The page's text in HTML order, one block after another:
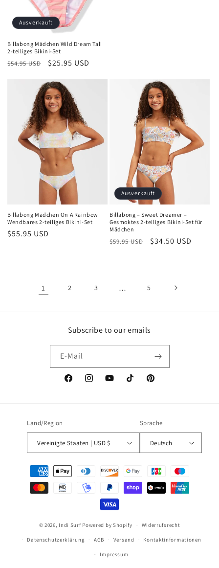
Ausverkauft
Billabong Mädchen Wild Dream Tali
2-teiliges Bikini-Set
Normaler
$54.95 USD Verkaufspreis
$25.95 USD
Billabong Mädchen On A Rainbow
Wendbares 2-teiliges Bikini-Set
Normaler
$55.95 USD
Ausverkauft
Billabong – Sweet Dreamer –
Gesmoktes 2-teiliges Bikini-Set für
Mädchen
Normaler
$59.95 USD Verkaufspreis
$34.50 USD
1 2 3 … 5
Subscribe to our emails
E-Mail
FacebookInstagramYouTubeTikTok Pinterest
Land/Region
Vereinigte Staaten | USD $
Sprache
Deutsch
Zahlungsmethoden
© 2026, Indi Surf Powered by Shopify Widerrufsrecht
Datenschutzerklärung AGB Versand Kontaktinformationen
Impressum